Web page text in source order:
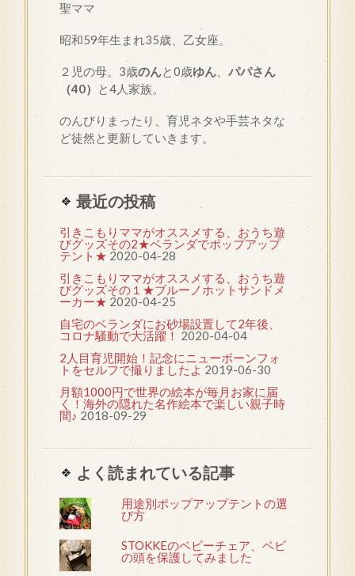
聖ママ
昭和59年生まれ35歳、乙女座。
２児の母。3歳のんと0歳ゆん
パパさん
（40）
と4人家族。
のんびりまったり、育児ネタや手芸ネタな
ど徒然と更新していきます。
最近の投稿
引きこもりママがオススメする、おうち遊
びグッズその2★ベランダでポップアップ
テント★ 2020-04-28
引きこもりママがオススメする、おうち遊
びグッズその１★ブルーノホットサンドメ
ーカー★ 2020-04-25
自宅のベランダにお砂場設置して2年後、
コロナ騒動で大活躍！ 2020-04-04
2人目育児開始！記念にニューボーンフォ
トをセルフで撮りましたよ 2019-06-30
月額1000円で世界の絵本が毎月お家に届
く！海外の隠れた名作絵本で楽しい親子時
間♪ 2018-09-29
よく読まれている記事
用途別ポップアップテントの選
び方
STOKKEのベビーチェア、ベビ
の頭を保護してみました